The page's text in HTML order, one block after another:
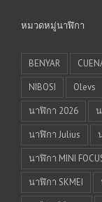
หมวดหมู่นาฬิกา
BENYAR
NIBOSI
Olevs
นาฬิกา 2026
นาฬิกา Julius
นาฬิกา MINI
นาฬิกา SKMEI